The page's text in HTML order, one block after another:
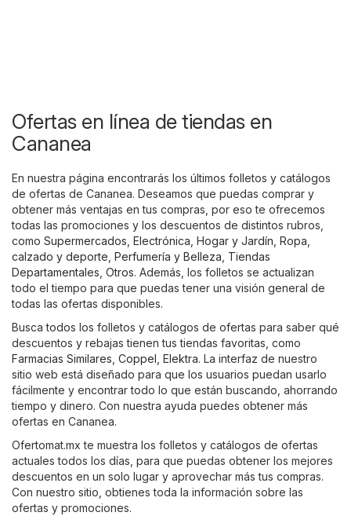
Ofertas en línea de tiendas en
Cananea
En nuestra página encontrarás los últimos folletos y catálogos
de ofertas de Cananea. Deseamos que puedas comprar y
obtener más ventajas en tus compras, por eso te ofrecemos
todas las promociones y los descuentos de distintos rubros,
como Supermercados Electrónica Hogar y Jardín Ropa,
calzado y deporte Perfumería y Belleza Tiendas
Departamentales Otros. Además, los folletos se actualizan
todo el tiempo para que puedas tener una visión general de
todas las ofertas disponibles.
Busca todos los folletos y catálogos de ofertas para saber qué
descuentos y rebajas tienen tus tiendas favoritas, como
Farmacias Similares Coppel Elektra. La interfaz de nuestro
sitio web está diseñado para que los usuarios puedan usarlo
fácilmente y encontrar todo lo que están buscando, ahorrando
tiempo y dinero. Con nuestra ayuda puedes obtener más
ofertas en Cananea.
Ofertomat.mx te muestra los folletos y catálogos de ofertas
actuales todos los días, para que puedas obtener los mejores
descuentos en un solo lugar y aprovechar más tus compras.
Con nuestro sitio, obtienes toda la información sobre las
ofertas y promociones.